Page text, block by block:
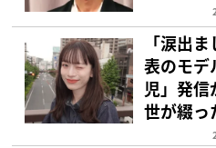
「涙出
表のモ
児」発
世が綴っ